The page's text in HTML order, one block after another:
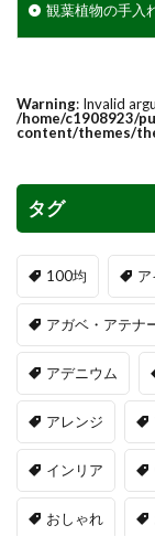
観葉植物の手入
Warning: Invalid
/home/c1908923/
content/themes/
タグ
100均
アガベ・アテナ
アデニウム
アレンジ
インリア
おしゃれ